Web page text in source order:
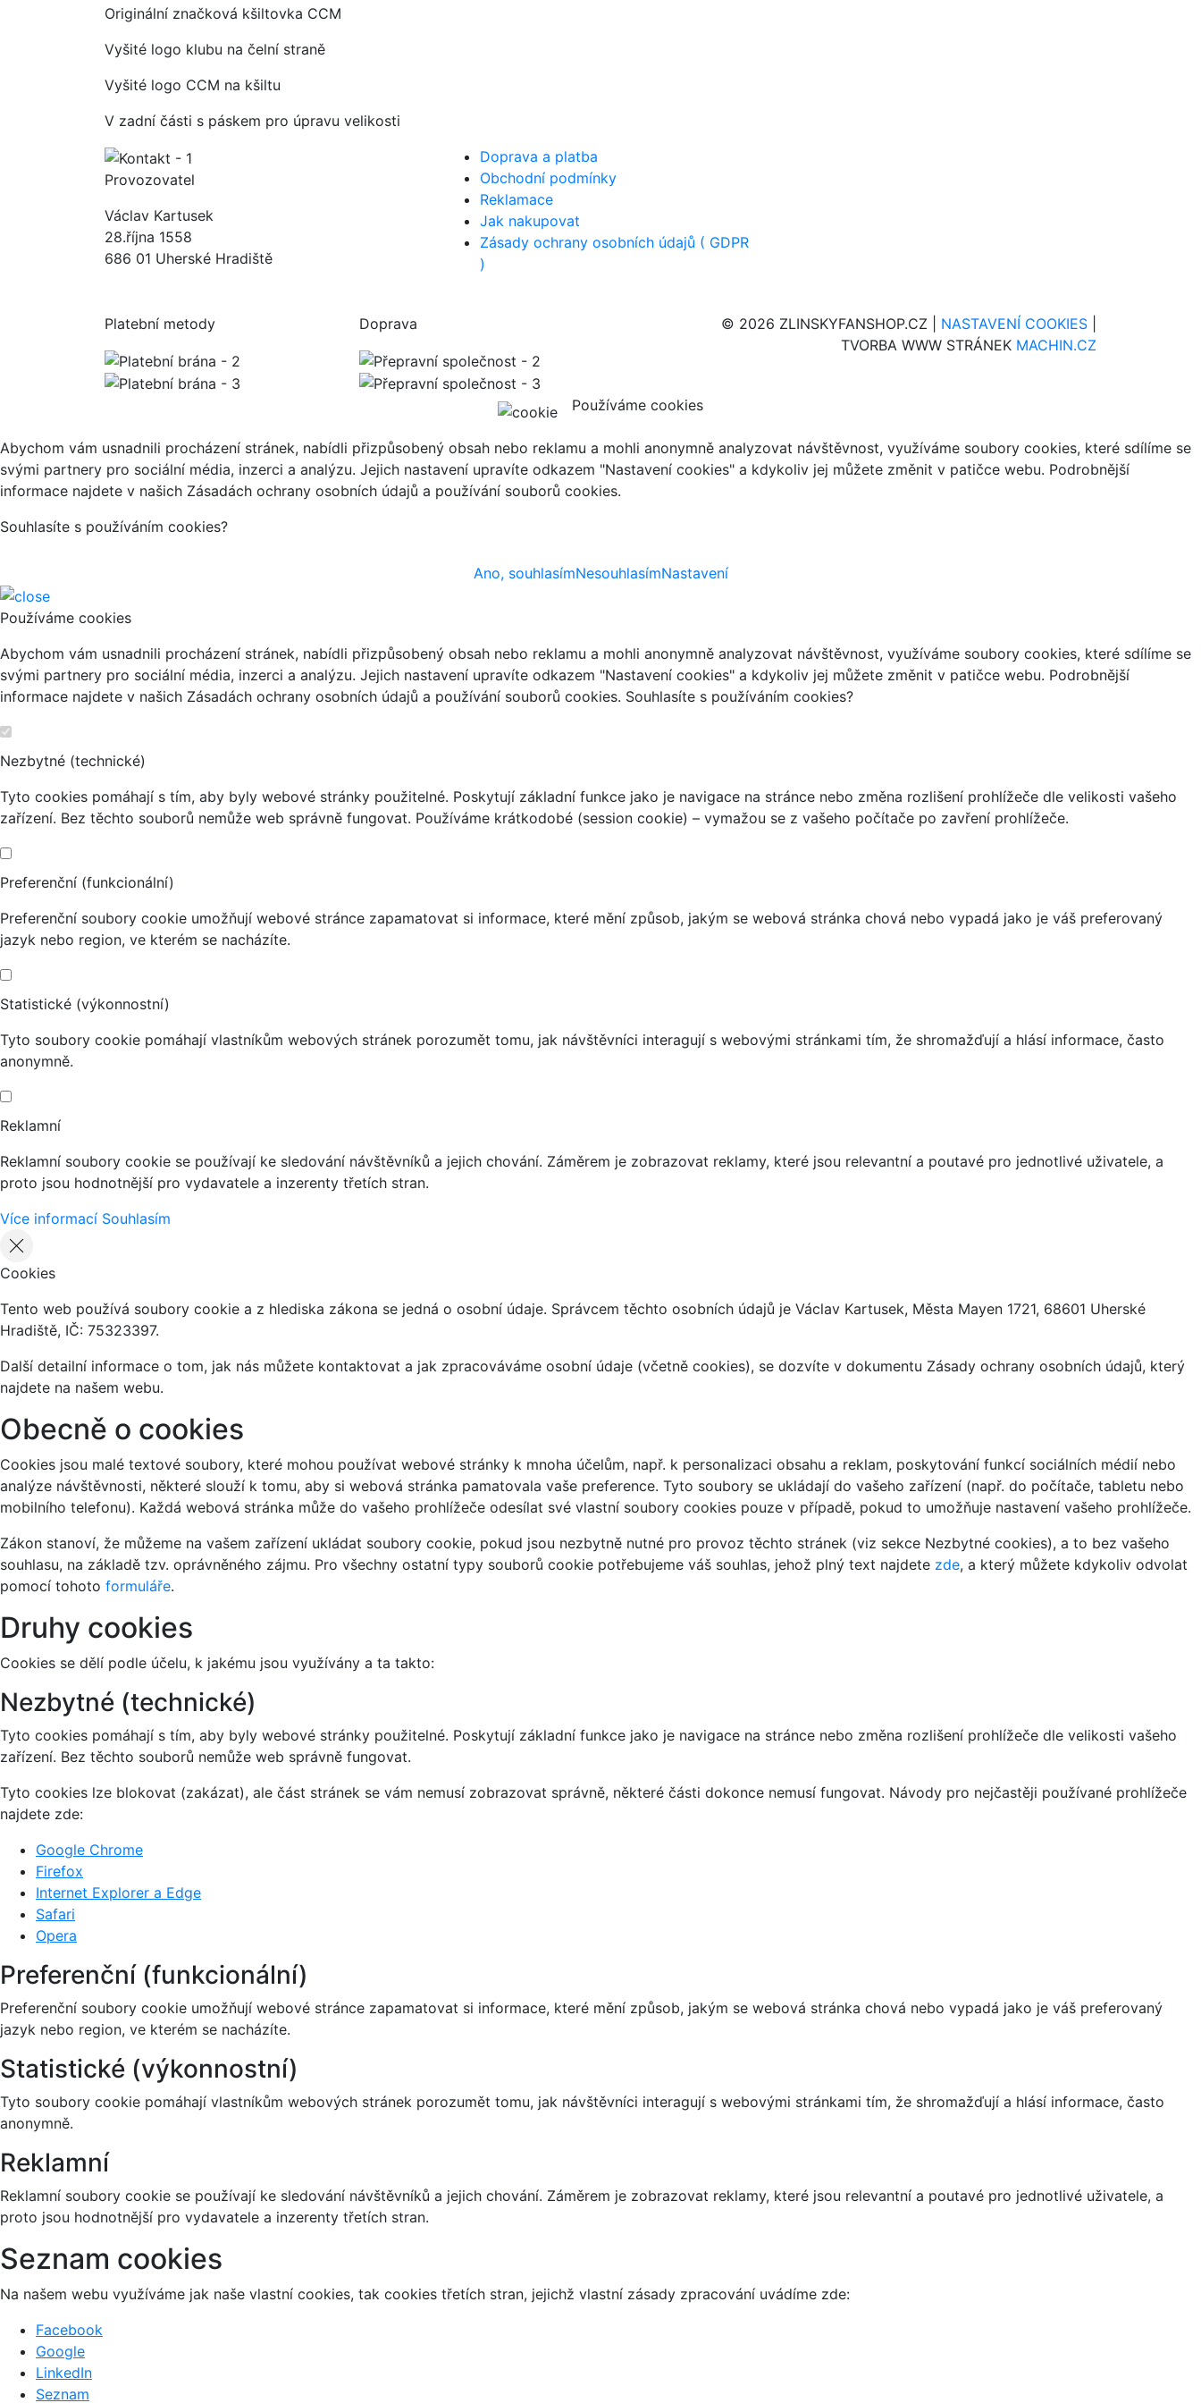
Originální značková kšiltovka CCM
Vyšité logo klubu na čelní straně
Vyšité logo CCM na kšiltu
V zadní části s páskem pro úpravu velikosti
Provozovatel
Václav Kartusek
28.října 1558
686 01 Uherské Hradiště
Doprava a platba
Obchodní podmínky
Reklamace
Jak nakupovat
Zásady ochrany osobních údajů ( GDPR
)
Platební metody Doprava © 2026 ZLINSKYFANSHOP.CZ | NASTAVENÍ COOKIES
TVORBA WWW STRÁNEK MACHIN.CZ
Používáme cookies
Abychom vám usnadnili procházení stránek, nabídli přizpůsobený obsah nebo reklamu a mohli anonymně analyzovat návštěvnost, využíváme soubory cookies, které sdílíme se
svými partnery pro sociální média, inzerci a analýzu. Jejich nastavení upravíte odkazem "Nastavení cookies" a kdykoliv jej můžete změnit v patičce webu. Podrobnější
informace najdete v našich Zásadách ochrany osobních údajů a používání souborů cookies.
Souhlasíte s používáním cookies?
Ano, souhlasímNesouhlasímNastavení
Používáme cookies
Abychom vám usnadnili procházení stránek, nabídli přizpůsobený obsah nebo reklamu a mohli anonymně analyzovat návštěvnost, využíváme soubory cookies, které sdílíme se
svými partnery pro sociální média, inzerci a analýzu. Jejich nastavení upravíte odkazem "Nastavení cookies" a kdykoliv jej můžete změnit v patičce webu. Podrobnější
informace najdete v našich Zásadách ochrany osobních údajů a používání souborů cookies. Souhlasíte s používáním cookies?
Nezbytné (technické)
Tyto cookies pomáhají s tím, aby byly webové stránky použitelné. Poskytují základní funkce jako je navigace na stránce nebo změna rozlišení prohlížeče dle velikosti vašeho
zařízení. Bez těchto souborů nemůže web správně fungovat. Používáme krátkodobé (session cookie) – vymažou se z vašeho počítače po zavření prohlížeče.
Preferenční (funkcionální)
Preferenční soubory cookie umožňují webové stránce zapamatovat si informace, které mění způsob, jakým se webová stránka chová nebo vypadá jako je váš preferovaný
jazyk nebo region, ve kterém se nacházíte.
Statistické (výkonnostní)
Tyto soubory cookie pomáhají vlastníkům webových stránek porozumět tomu, jak návštěvníci interagují s webovými stránkami tím, že shromažďují a hlásí informace, často
anonymně.
Reklamní
Reklamní soubory cookie se používají ke sledování návštěvníků a jejich chování. Záměrem je zobrazovat reklamy, které jsou relevantní a poutavé pro jednotlivé uživatele, a
proto jsou hodnotnější pro vydavatele a inzerenty třetích stran.
Více informací Souhlasím
Cookies
Tento web používá soubory cookie a z hlediska zákona se jedná o osobní údaje. Správcem těchto osobních údajů je Václav Kartusek, Města Mayen 1721, 68601 Uherské
Hradiště, IČ: 75323397.
Další detailní informace o tom, jak nás můžete kontaktovat a jak zpracováváme osobní údaje (včetně cookies), se dozvíte v dokumentu Zásady ochrany osobních údajů, který
najdete na našem webu.
Obecně o cookies
Cookies jsou malé textové soubory, které mohou používat webové stránky k mnoha účelům, např. k personalizaci obsahu a reklam, poskytování funkcí sociálních médií nebo
analýze návštěvnosti, některé slouží k tomu, aby si webová stránka pamatovala vaše preference. Tyto soubory se ukládají do vašeho zařízení (např. do počítače, tabletu nebo
mobilního telefonu). Každá webová stránka může do vašeho prohlížeče odesílat své vlastní soubory cookies pouze v případě, pokud to umožňuje nastavení vašeho prohlížeče.
Zákon stanoví, že můžeme na vašem zařízení ukládat soubory cookie, pokud jsou nezbytně nutné pro provoz těchto stránek (viz sekce Nezbytné cookies), a to bez vašeho
souhlasu, na základě tzv. oprávněného zájmu. Pro všechny ostatní typy souborů cookie potřebujeme váš souhlas, jehož plný text najdete zde, a který můžete kdykoliv odvolat
pomocí tohoto formuláře.
Druhy cookies
Cookies se dělí podle účelu, k jakému jsou využívány a ta takto:
Nezbytné (technické)
Tyto cookies pomáhají s tím, aby byly webové stránky použitelné. Poskytují základní funkce jako je navigace na stránce nebo změna rozlišení prohlížeče dle velikosti vašeho
zařízení. Bez těchto souborů nemůže web správně fungovat.
Tyto cookies lze blokovat (zakázat), ale část stránek se vám nemusí zobrazovat správně, některé části dokonce nemusí fungovat. Návody pro nejčastěji používané prohlížeče
najdete zde:
Google Chrome
Firefox
Internet Explorer a Edge
Safari
Opera
Preferenční (funkcionální)
Preferenční soubory cookie umožňují webové stránce zapamatovat si informace, které mění způsob, jakým se webová stránka chová nebo vypadá jako je váš preferovaný
jazyk nebo region, ve kterém se nacházíte.
Statistické (výkonnostní)
Tyto soubory cookie pomáhají vlastníkům webových stránek porozumět tomu, jak návštěvníci interagují s webovými stránkami tím, že shromažďují a hlásí informace, často
anonymně.
Reklamní
Reklamní soubory cookie se používají ke sledování návštěvníků a jejich chování. Záměrem je zobrazovat reklamy, které jsou relevantní a poutavé pro jednotlivé uživatele, a
proto jsou hodnotnější pro vydavatele a inzerenty třetích stran.
Seznam cookies
Na našem webu využíváme jak naše vlastní cookies, tak cookies třetích stran, jejichž vlastní zásady zpracování uvádíme zde:
Facebook
Google
LinkedIn
Seznam